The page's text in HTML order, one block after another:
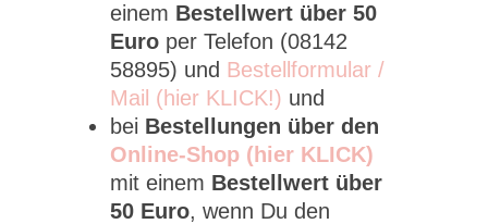
einem Bestellwert über 50
Euro per Telefon (08142
58895) und Bestellformular /
Mail (hier KLICK!) und
bei Bestellungen über den
Online-Shop (hier KLICK)
mit einem Bestellwert über
50 Euro, wenn Du den